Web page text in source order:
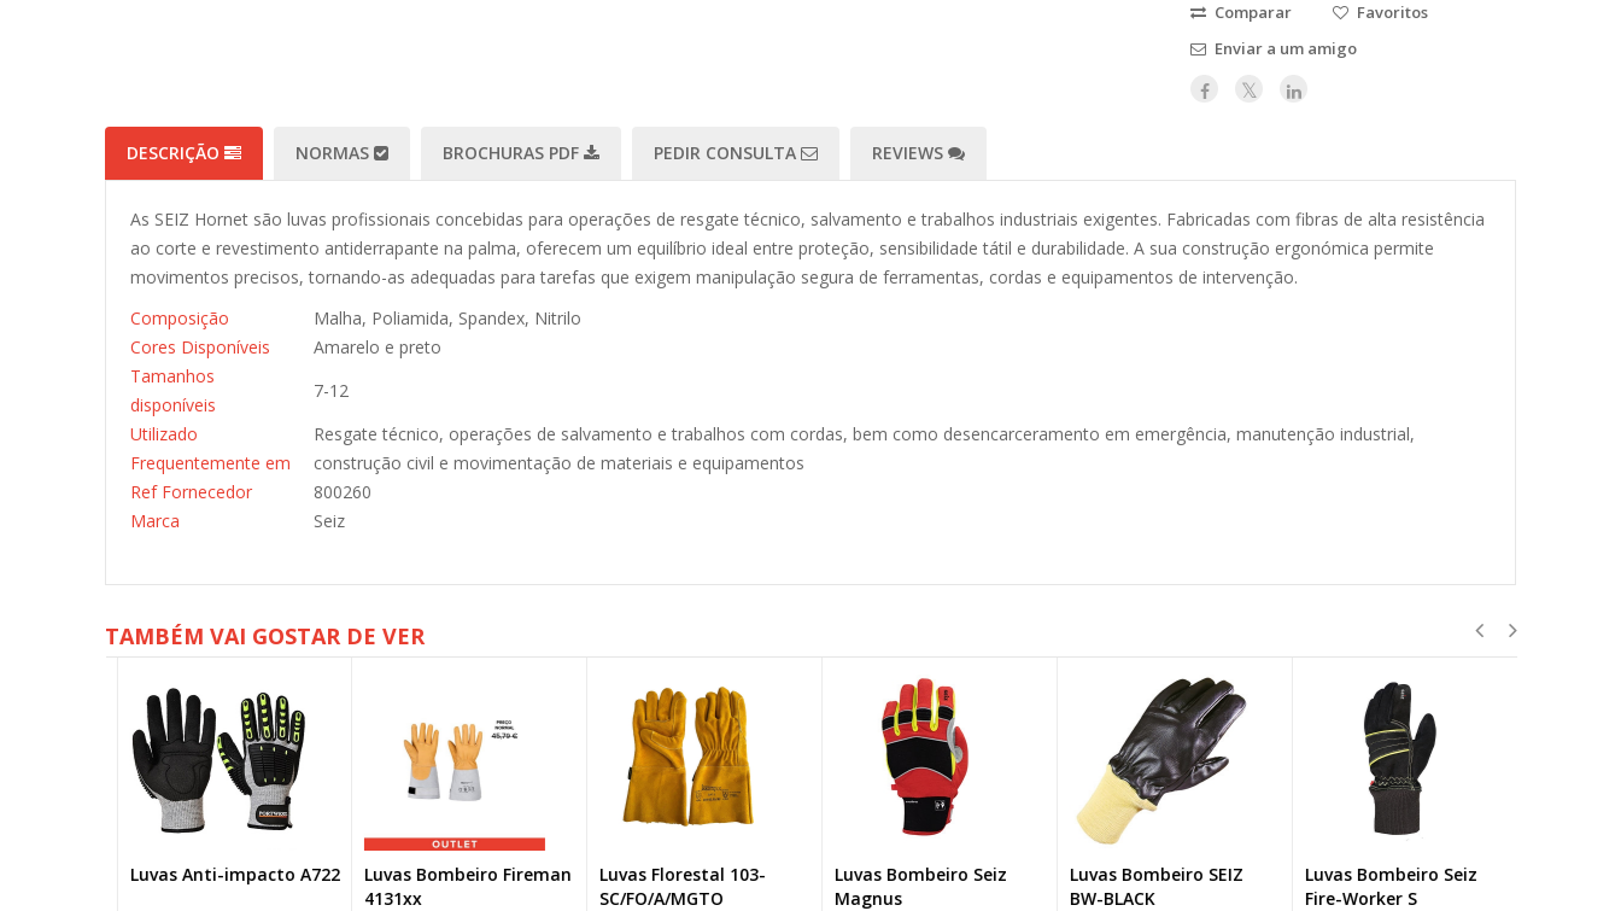
Comparar
Favoritos
Enviar a um amigo
DESCRIÇÃO NORMAS BROCHURAS PDF PEDIR CONSULTA REVIEWS
As SEIZ Hornet são luvas profissionais concebidas para operações de resgate técnico, salvamento e trabalhos industriais exigentes. Fabricadas com fibras de alta resistência
ao corte e revestimento antiderrapante na palma, oferecem um equilíbrio ideal entre proteção, sensibilidade tátil e durabilidade. A sua construção ergonómica permite
movimentos precisos, tornando-as adequadas para tarefas que exigem manipulação segura de ferramentas, cordas e equipamentos de intervenção.
Composição
Malha, Poliamida, Spandex, Nitrilo
Cores Disponíveis
Amarelo e preto
Tamanhos
disponíveis
7-12
Utilizado
Frequentemente em
Resgate técnico, operações de salvamento e trabalhos com cordas, bem como desencarceramento em emergência, manutenção industrial,
construção civil e movimentação de materiais e equipamentos
Ref Fornecedor
800260
Marca
Seiz
TAMBÉM VAI GOSTAR DE VER
Luvas Anti-impacto A722
Luvas Bombeiro Fireman
4131xx
Luvas Florestal 103-
SC/FO/A/MGTO
Luvas Bombeiro Seiz
Magnus
Luvas Bombeiro SEIZ
BW-BLACK
Luvas Bombeiro Seiz
Fire-Worker S